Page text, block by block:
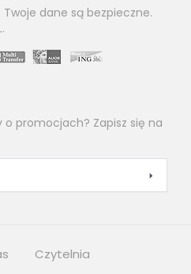
Twoje dane są bezpieczne.
promocjach? Zapisz się na
Czytelnia